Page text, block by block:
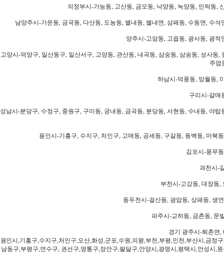
의정부시-가능동, 고산동, 금오동, 낙양동, 녹양동, 민락동,
남양주시-가운동, 금곡동, 다산동, 도농동, 별내동, 별내면, 삼패동, 수동면, 수
양주시-고암동, 고읍동, 광사동, 광
고양시-덕양구, 일산동구, 일산서구, 고양동, 관산동, 내곡동, 삼숭동, 삼송동, 성사
주엽
하남시-덕풍동, 망월동,
구리시-갈매
성남시-분당구, 수정구, 중원구, 구미동, 궁내동, 금곡동, 분당동, 서현동, 수내동, 야
용인시-기흥구, 수지구, 처인구, 고매동, 공세동, 구갈동, 동백동, 마북
김포시-풍무
과천시-
부천시-고강동, 대장동,
동두천시-걸산동, 광암동, 상패동, 생
파주시-교하동, 금촌동, 문
경기 광주시-퇴촌면,
용인시,기흥구,수지구,처인구,오산,화성,군포,수원,의왕,부천,부평,인천,부산시,금
남동구,부평구,연수구, 권선구,영통구,장안구,팔달구,안양시,광명시,평택시,안성시,